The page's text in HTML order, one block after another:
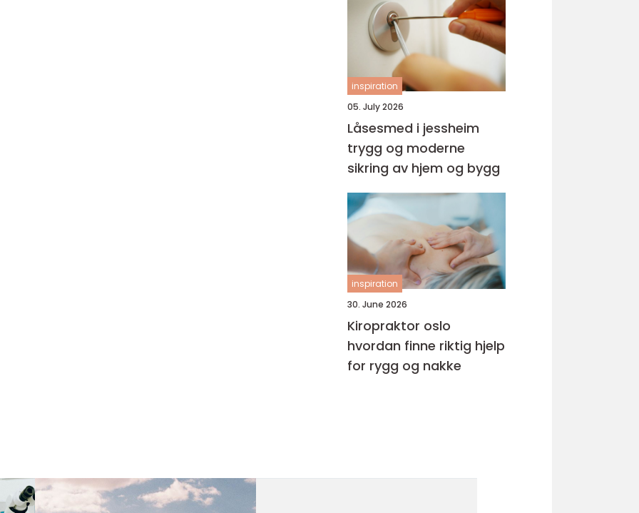
inspiration
05. July 2026
Låsesmed i jessheim
trygg og moderne
sikring av hjem og bygg
inspiration
30. June 2026
Kiropraktor oslo
hvordan finne riktig hjelp
for rygg og nakke